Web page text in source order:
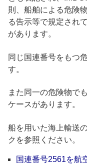
則、船舶による危険
る告示等で規定され
があります。
同じ国連番号をもつ
す。
また同一の危険物で
ケースがあります。
船を用いた海上輸送
クを参照ください。
国連番号2561を航